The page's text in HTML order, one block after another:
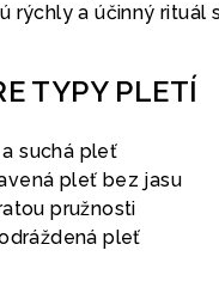
rýchly a účinný rituál
TYPY PLETÍ
suchá pleť
pleť bez jasu
pružnosti
pleť